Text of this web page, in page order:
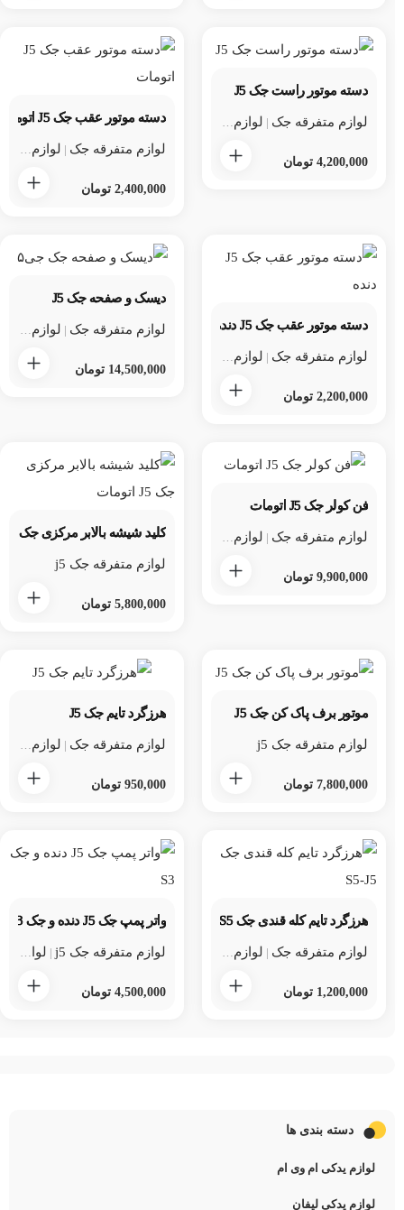
دسته بندی ها
لوازم یدکی ام وی ام
لوازم یدکی لیفان
دسته موتور راست جک J5
لوازم متفرقه جک| لوازم متفرقه جک j5 |لوازم یدکی جک
4,200,000 تومان
دسته موتور عقب جک J5 اتومات
لوازم متفرقه جک| لوازم متفرقه جک j5
2,400,000 تومان
دسته موتور عقب جک J5 دنده
لوازم متفرقه جک| لوازم متفرقه جک j5
2,200,000 تومان
دیسک و صفحه جک J5
لوازم متفرقه جک| لوازم متفرقه جک j5
14,500,000 تومان
فن کولر جک J5 اتومات
لوازم متفرقه جک| لوازم متفرقه جک j5 |لوازم یدکی جک
9,900,000 تومان
کلید شیشه بالابر مرکزی جک J5 اتومات
لوازم متفرقه جک j5
5,800,000 تومان
موتور برف پاک کن جک J5
لوازم متفرقه جک j5
7,800,000 تومان
هرزگرد تایم جک J5
لوازم متفرقه جک| لوازم متفرقه جک j5
950,000 تومان
هرزگرد تایم کله قندی جک S5 و J5
لوازم متفرقه جک| لوازم متفرقه جک j5 | لوازم متفرقه جک s5 |
1,200,000 تومان
واتر پمپ جک J5 دنده و جک S3
لوازم متفرقه جک j5 |لوازم متفرقه جک s3
4,500,000 تومان